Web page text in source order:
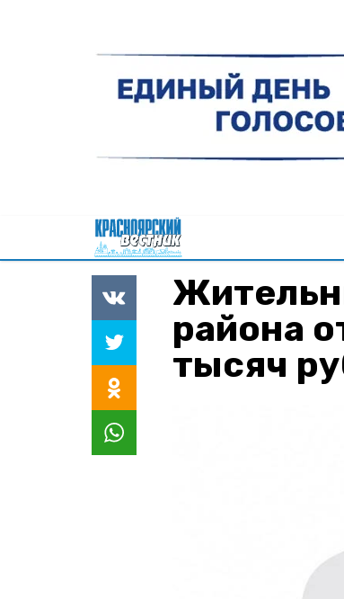
района
тысяч